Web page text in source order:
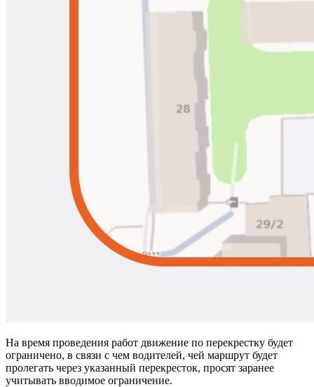
На время проведения работ движение по перекрестку будет
ограничено, в связи с чем водителей, чей маршрут будет
пролегать через указанный перекресток, просят заранее
учитывать вводимое ограничение.